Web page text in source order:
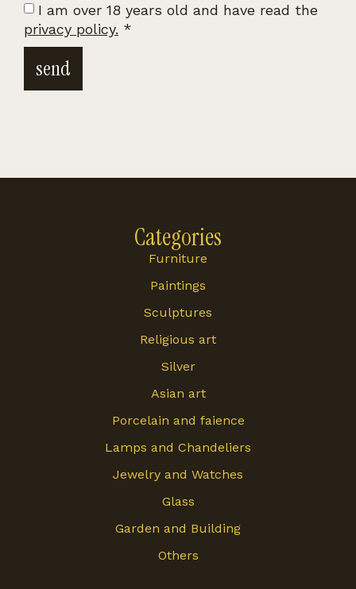
I am over 18 years old and have read the
privacy policy. *
send
Categories
Furniture
Paintings
Sculptures
Religious art
Silver
Asian art
Porcelain and faience
Lamps and Chandeliers
Jewelry and Watches
Glass
Garden and Building
Others